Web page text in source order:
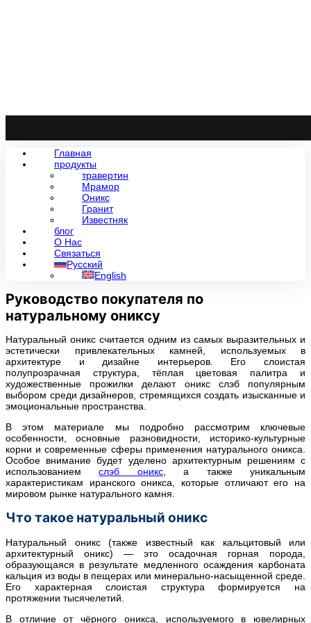
Главная
продукты
травертин
Мрамор
Оникс
Гранит
Известняк
блог
О Нас
Связаться
Русский
English
Руководство покупателя по
натуральному ониксу
Натуральный оникс считается одним из самых выразительных и
эстетически привлекательных камней, используемых в
архитектуре и дизайне интерьеров. Его слоистая
полупрозрачная структура, тёплая цветовая палитра и
художественные прожилки делают оникс слэб популярным
выбором среди дизайнеров, стремящихся создать изысканные и
эмоциональные пространства.
В этом материале мы подробно рассмотрим ключевые
особенности, основные разновидности, историко-культурные
корни и современные сферы применения натурального оникса.
Особое внимание будет уделено архитектурным решениям с
использованиемслэб оникс, а также уникальным
характеристикам иранского оникса, которые отличают его на
мировом рынке натурального камня.
Что такое натуральный оникс
Натуральный оникс (также известный как кальцитовый или
архитектурный оникс) — это осадочная горная порода,
образующаяся в результате медленного осаждения карбоната
кальция из воды в пещерах или минерально-насыщенной среде.
Его характерная слоистая структура формируется на
протяжении тысячелетий.
В отличие от чёрного оникса, используемого в ювелирных